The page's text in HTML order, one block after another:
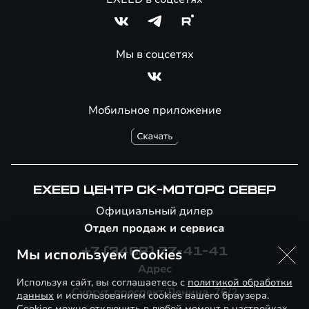
Мобильное приложение
Мы в соцсетях
EXEED ЦЕНТР СК-МОТОРС СЕВЕР
Официальный дилер
Отдел продаж и сервиса
+7 (3462) 77-41-41
Адрес
Сургут, проспект Ленина, 76/2
Мы используем Cookies
Используя сайт, вы соглашаетесь с политикой обработки
данных и использованием cookies вашего браузера.